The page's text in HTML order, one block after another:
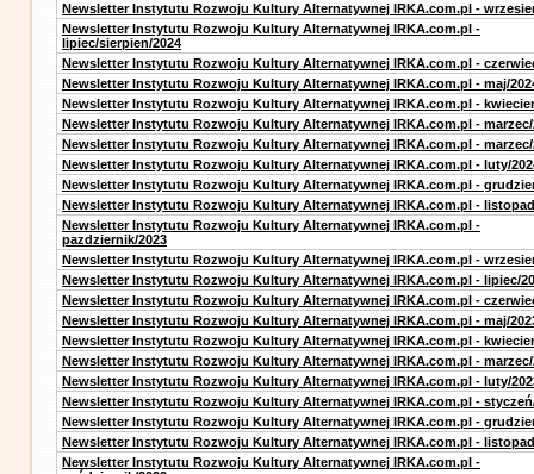
Newsletter Instytutu Rozwoju Kultury Alternatywnej IRKA.com.pl -
Newsletter Instytutu Rozwoju Kultury Alternatywnej IRKA.com.pl -
lipiec/sierpien/2024
Newsletter Instytutu Rozwoju Kultury Alternatywnej IRKA.com.pl -
Newsletter Instytutu Rozwoju Kultury Alternatywnej IRKA.com.pl - maj/
Newsletter Instytutu Rozwoju Kultury Alternatywnej IRKA.com.pl -
Newsletter Instytutu Rozwoju Kultury Alternatywnej IRKA.com.pl - marzec/
Newsletter Instytutu Rozwoju Kultury Alternatywnej IRKA.com.pl - marzec/
Newsletter Instytutu Rozwoju Kultury Alternatywnej IRKA.com.pl - luty/
Newsletter Instytutu Rozwoju Kultury Alternatywnej IRKA.com.pl -
Newsletter Instytutu Rozwoju Kultury Alternatywnej IRKA.com.pl -
Newsletter Instytutu Rozwoju Kultury Alternatywnej IRKA.com.pl -
pazdziernik/2023
Newsletter Instytutu Rozwoju Kultury Alternatywnej IRKA.com.pl -
Newsletter Instytutu Rozwoju Kultury Alternatywnej IRKA.com.pl - lipiec/
Newsletter Instytutu Rozwoju Kultury Alternatywnej IRKA.com.pl -
Newsletter Instytutu Rozwoju Kultury Alternatywnej IRKA.com.pl - maj/
Newsletter Instytutu Rozwoju Kultury Alternatywnej IRKA.com.pl -
Newsletter Instytutu Rozwoju Kultury Alternatywnej IRKA.com.pl - marzec/
Newsletter Instytutu Rozwoju Kultury Alternatywnej IRKA.com.pl - luty/
Newsletter Instytutu Rozwoju Kultury Alternatywnej IRKA.com.pl -
Newsletter Instytutu Rozwoju Kultury Alternatywnej IRKA.com.pl -
Newsletter Instytutu Rozwoju Kultury Alternatywnej IRKA.com.pl -
Newsletter Instytutu Rozwoju Kultury Alternatywnej IRKA.com.pl -